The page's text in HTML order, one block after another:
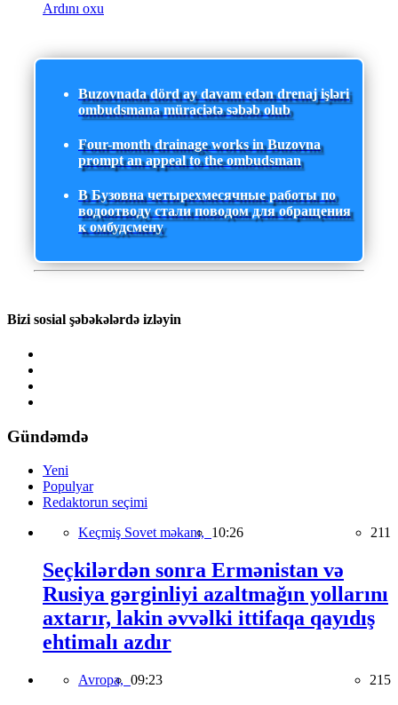
Ardını oxu
Buzovnada dörd ay davam edən drenaj işləri
ombudsmana müraciətə səbəb olub
Four-month drainage works in Buzovna
prompt an appeal to the ombudsman
В Бузовна четырехмесячные работы по
водоотводу стали поводом для обращения
к омбудсмену
Bizi sosial şəbəkələrdə izləyin
Gündəmdə
Yeni
Populyar
Redaktorun seçimi
Keçmiş Sovet məkanı, 10:26 211
Seçkilərdən sonra Ermənistan və
Rusiya gərginliyi azaltmağın yollarını
axtarır, lakin əvvəlki ittifaqa qayıdış
ehtimalı azdır
Avropa, 09:23 215